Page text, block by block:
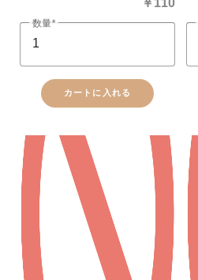
￥110
数量
カートに入れる